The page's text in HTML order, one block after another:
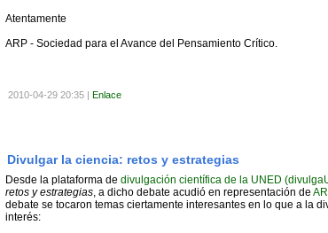
Atentamente
ARP - Sociedad para el Avance del Pensamiento Crítico.
2010-04-29 20:35 | Enlace
Divulgar la ciencia: retos y estrategias
Desde la plataforma de divulgación científica de la UNED
retos y estrategias, a dicho debate acudió en representación de
debate se tocaron temas ciertamente interesantes en lo que a la
interés: